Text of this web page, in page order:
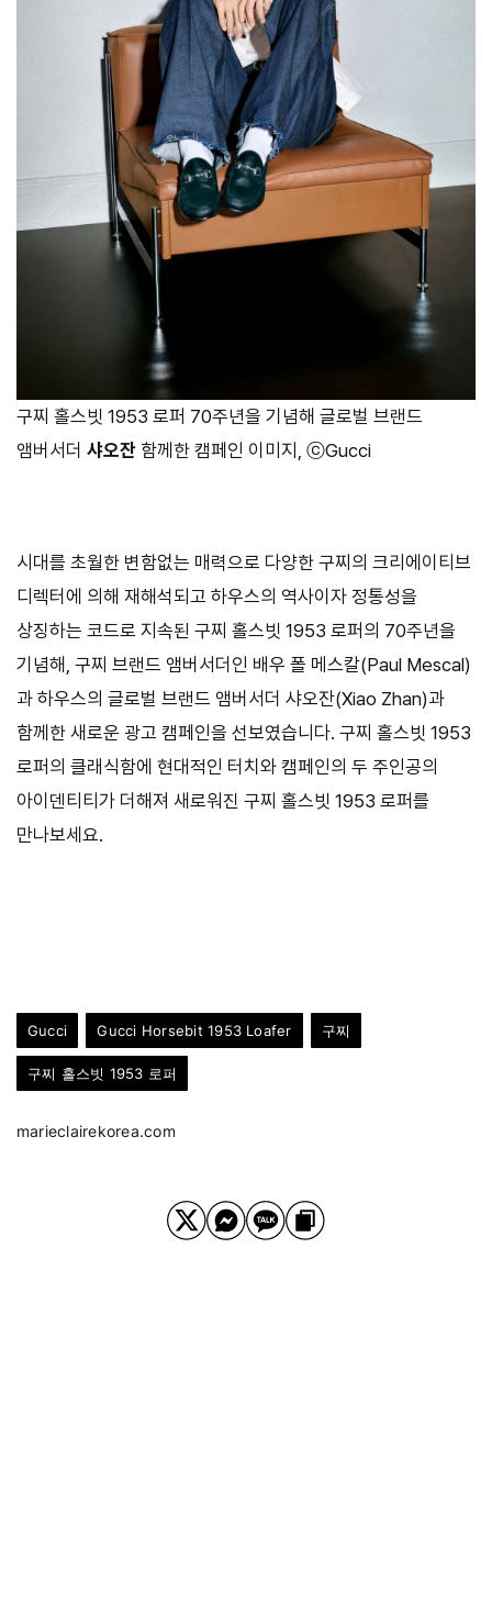
구찌 홀스빗 1953 로퍼 70주년을 기념해 글로벌 브랜드
앰버서더 샤오잔 함께한 캠페인 이미지, ⓒGucci
시대를 초월한 변함없는 매력으로 다양한 구찌의 크리에이티브
디렉터에 의해 재해석되고 하우스의 역사이자 정통성을
상징하는 코드로 지속된 구찌 홀스빗 1953 로퍼의 70주년을
기념해 , 구찌 브랜드 앰버서더인 배우 폴 메스칼(Paul Mescal)
과 하우스의 글로벌 브랜드 앰버서더 샤오잔(Xiao Zhan)과
함께한 새로운 광고 캠페인을 선보였습니다. 구찌 홀스빗 1953
로퍼의 클래식함에 현대적인 터치와 캠페인의 두 주인공의
아이덴티티가 더해져 새로워진 구찌 홀스빗 1953 로퍼를
만나보세요.
Gucci Gucci Horsebit 1953 Loafer 구찌
구찌 홀스빗 1953 로퍼
marieclairekorea.com